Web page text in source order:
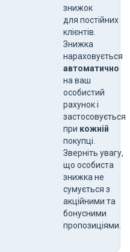
знижок
для постійних
клієнтів.
Знижка
нараховується
автоматично
на ваш
особистий
рахунок і
застосовується
при кожній
покупці.
Зверніть увагу,
що особиста
знижка не
сумується з
акційними та
бонусними
пропозиціями.